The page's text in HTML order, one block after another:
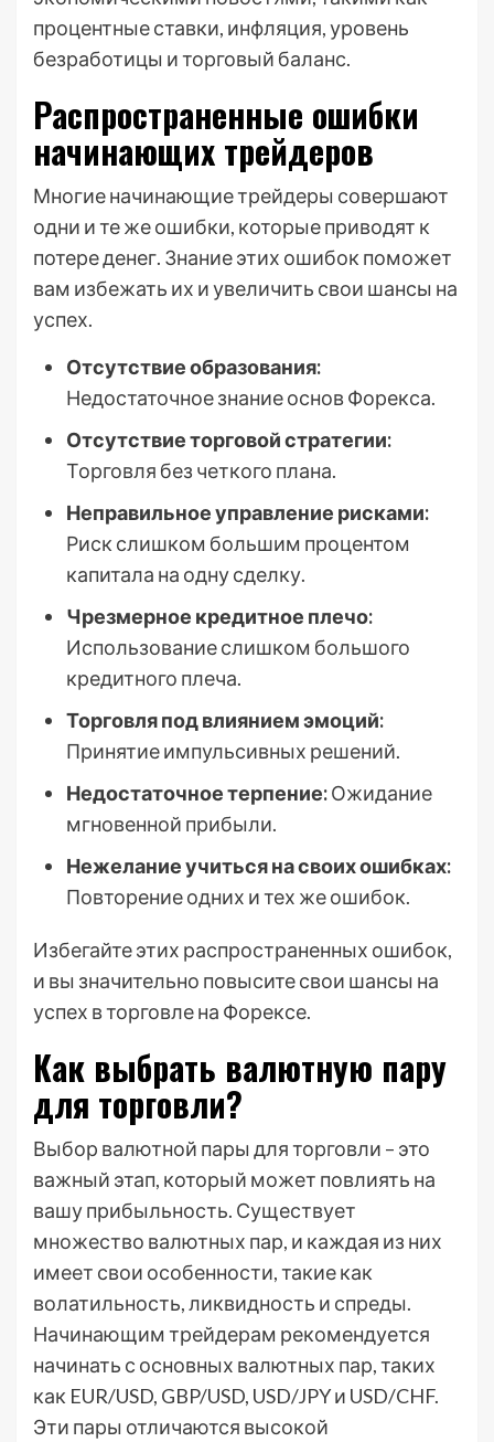
процентные ставки, инфляция, уровень
безработицы и торговый баланс.
Распространенные ошибки
начинающих трейдеров
Многие начинающие трейдеры совершают
одни и те же ошибки, которые приводят к
потере денег. Знание этих ошибок поможет
вам избежать их и увеличить свои шансы на
успех.
Отсутствие образования:
Недостаточное знание основ Форекса.
Отсутствие торговой стратегии:
Торговля без четкого плана.
Неправильное управление рисками:
Риск слишком большим процентом
капитала на одну сделку.
Чрезмерное кредитное плечо:
Использование слишком большого
кредитного плеча.
Торговля под влиянием эмоций:
Принятие импульсивных решений.
Недостаточное терпение:Ожидание
мгновенной прибыли.
Нежелание учиться на своих ошибках:
Повторение одних и тех же ошибок.
Избегайте этих распространенных ошибок,
и вы значительно повысите свои шансы на
успех в торговле на Форексе.
Как выбрать валютную пару
для торговли?
Выбор валютной пары для торговли – это
важный этап, который может повлиять на
вашу прибыльность. Существует
множество валютных пар, и каждая из них
имеет свои особенности, такие как
волатильность, ликвидность и спреды.
Начинающим трейдерам рекомендуется
начинать с основных валютных пар, таких
как EUR/USD, GBP/USD, USD/JPY и USD/CHF.
Эти пары отличаются высокой